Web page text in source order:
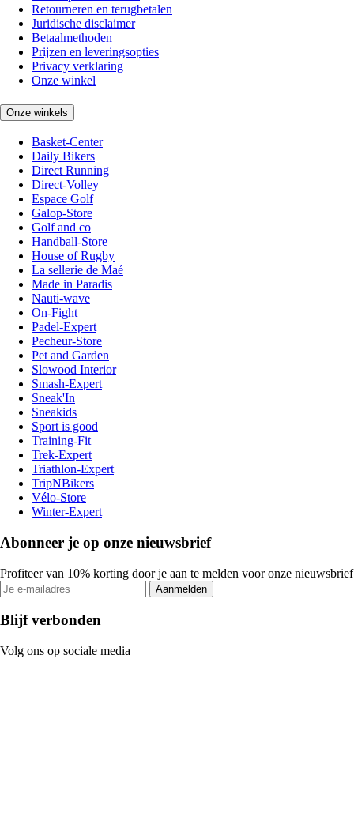
Retourneren en terugbetalen
Juridische disclaimer
Betaalmethoden
Prijzen en leveringsopties
Privacy verklaring
Onze winkel
Onze winkels
Basket-Center
Daily Bikers
Direct Running
Direct-Volley
Espace Golf
Galop-Store
Golf and co
Handball-Store
House of Rugby
La sellerie de Maé
Made in Paradis
Nauti-wave
On-Fight
Padel-Expert
Pecheur-Store
Pet and Garden
Slowood Interior
Smash-Expert
Sneak'In
Sneakids
Sport is good
Training-Fit
Trek-Expert
Triathlon-Expert
TripNBikers
Vélo-Store
Winter-Expert
Abonneer je op onze nieuwsbrief
Profiteer van 10% korting door je aan te melden voor onze nieuwsbrief
Aanmelden
Blijf verbonden
Volg ons op sociale media